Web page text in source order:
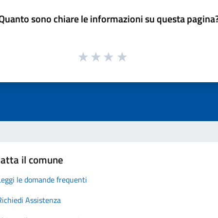
sono chiare le informazioni su questa
il comune
le domande frequenti
Assistenza